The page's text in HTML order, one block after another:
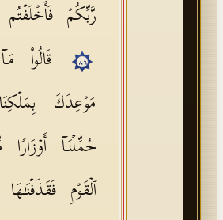
رَّبِّكُمۡ
٨٦
قَالُوا۟
مَوۡعِدَكَ
حُمِّلۡنَاۤ
ٱلۡقَوۡمِ